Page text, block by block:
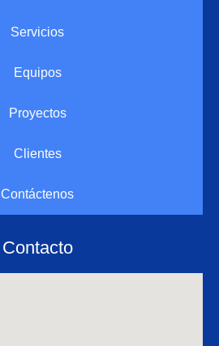
Servicios
Equipos
Proyectos
Clientes
Contáctenos
Contacto